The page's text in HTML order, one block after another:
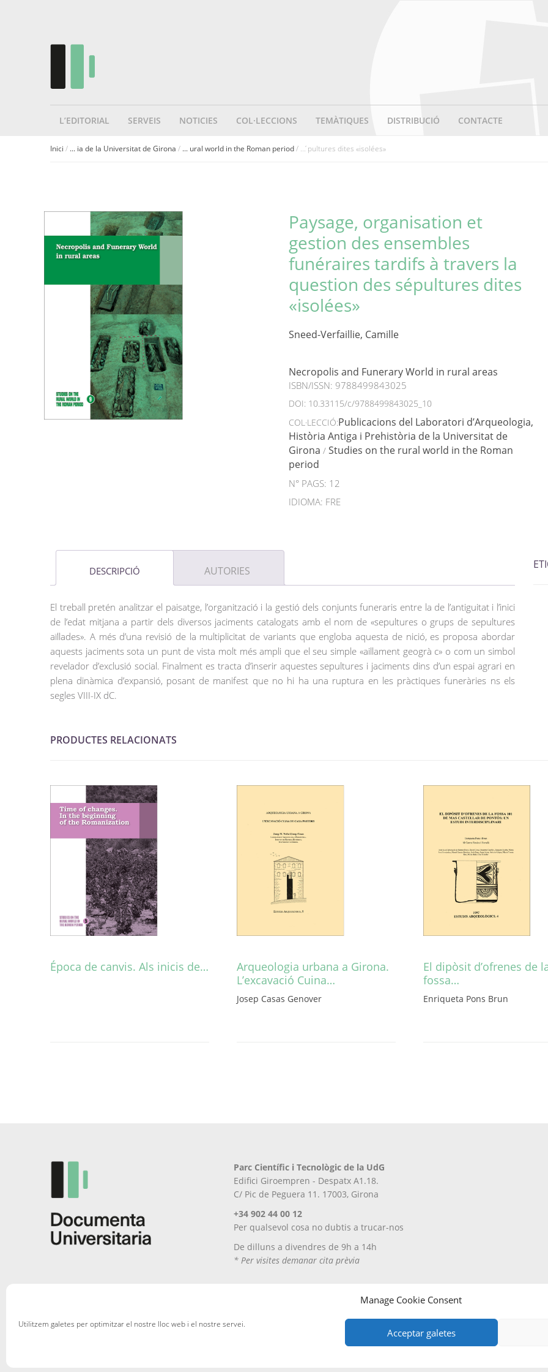
Manage Cookie Consent
Utilitzem galetes per optimitzar el nostre lloc web i el nostre servei.
Acceptar galetes
L’EDITORIAL SERVEIS NOTICIES COL·LECCIONS TEMÀTIQUES DISTRIBUCIÓ CONTACTE
Inici / ... ia de la Universitat de Girona / ... ural world in the Roman period/ ... ́pultures dites «isolées»
Paysage, organisation et
gestion des ensembles
funéraires tardifs à travers la
question des sépultures dites
«isolées»
Sneed-Verfaillie, Camille
Necropolis and Funerary World in rural areas
ISBN/ISSN: 9788499843025
DOI: 10.33115/c/9788499843025_10
COL·LECCIÓ:Publicacions del Laboratori d’Arqueologia,
Història Antiga i Prehistòria de la Universitat de
Girona / Studies on the rural world in the Roman
period
N° PAGS: 12
IDIOMA: FRE
DESCRIPCIÓ AUTORIES
El treball pretén analitzar el paisatge, l’organització i la gestió dels conjunts funeraris entre la de l’antiguitat i l’inici
de l’edat mitjana a partir dels diversos jaciments catalogats amb el nom de «sepultures o grups de sepultures
aïllades». A més d’una revisió de la multiplicitat de variants que engloba aquesta de nició, es proposa abordar
aquests jaciments sota un punt de vista molt més ampli que el seu simple «aillament geogrà c» o com un simbol
revelador d’exclusió social. Finalment es tracta d’inserir aquestes sepultures i jaciments dins d’un espai agrari en
plena dinàmica d’expansió, posant de manifest que no hi ha una ruptura en les pràctiques funeràries ns els
segles VIII-IX dC.
PRODUCTES RELACIONATS
Época de canvis. Als inicis de…
del
producte
Arqueologia urbana a Girona.
L’excavació Cuina…
Josep Casas Genover
El dipòsit d’ofrenes de
fossa…
Enriqueta Pons Brun
Parc Científic i Tecnològic de la UdG
Edifici Giroempren - Despatx A1.18.
C/ Pic de Peguera 11. 17003, Girona
+34 902 44 00 12
Per qualsevol cosa no dubtis a trucar-nos
De dilluns a divendres de 9h a 14h
* Per visites demanar cita prèvia